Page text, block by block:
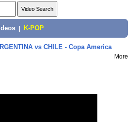
K-POP
vs CHILE - Copa America
More